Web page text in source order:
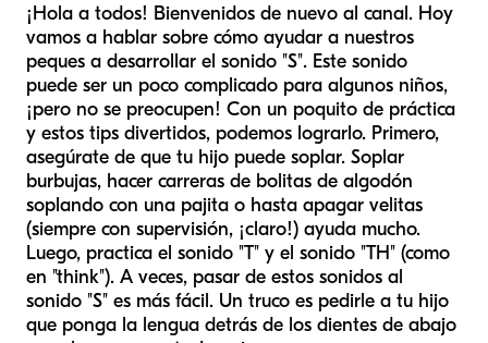
¡Hola a todos! Bienvenidos de nuevo al canal. Hoy
vamos a hablar sobre cómo ayudar a nuestros
peques a desarrollar el sonido "S". Este sonido
puede ser un poco complicado para algunos niños,
¡pero no se preocupen! Con un poquito de práctica
y estos tips divertidos, podemos lograrlo. Primero,
asegúrate de que tu hijo puede soplar. Soplar
burbujas, hacer carreras de bolitas de algodón
soplando con una pajita o hasta apagar velitas
(siempre con supervisión, ¡claro!) ayuda mucho.
Luego, practica el sonido "T" y el sonido "TH" (como
en "think"). A veces, pasar de estos sonidos al
sonido "S" es más fácil. Un truco es pedirle a tu hijo
que ponga la lengua detrás de los dientes de abajo